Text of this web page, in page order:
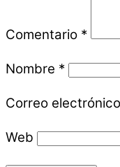
Comentario *
Nombre *
Correo electrónico
Web